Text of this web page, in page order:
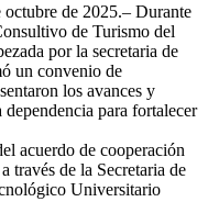
de 2025.– Durante
de Turismo del
por la secretaria de
un convenio de
los avances y
para fortalecer
acuerdo de cooperación
a través de la Secretaria de
Universitario